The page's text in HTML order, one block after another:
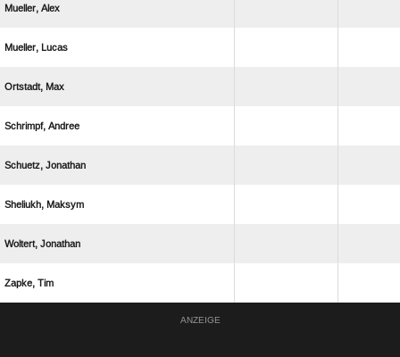
 
 
 
 
 
 
 
 
ANZEIGE